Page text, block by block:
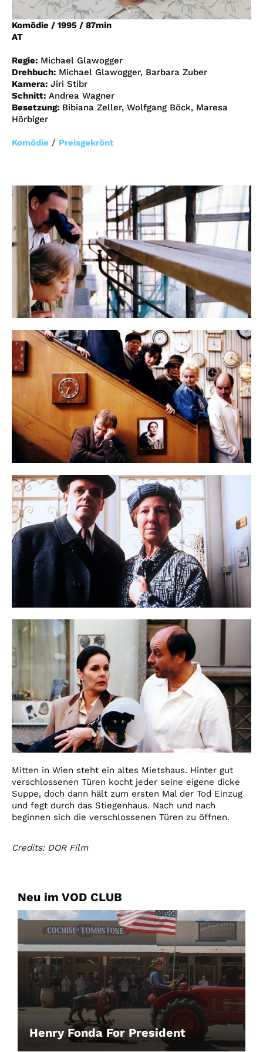
Account
Suche
Komödie / 1995 / 87min
AT
Regie: Michael Glawogger
Drehbuch: Michael Glawogger, Barbara Zuber
Kamera: Jiri Stibr
Schnitt: Andrea Wagner
Besetzung: Bibiana Zeller, Wolfgang Böck, Maresa
Hörbiger
Komödie / Preisgekrönt
Mitten in Wien steht ein altes Mietshaus. Hinter gut
verschlossenen Türen kocht jeder seine eigene dicke
Suppe, doch dann hält zum ersten Mal der Tod Einzug
und fegt durch das Stiegenhaus. Nach und nach
beginnen sich die verschlossenen Türen zu öffnen.
Credits: DOR Film
Neu im VOD CLUB
Henry Fonda For President